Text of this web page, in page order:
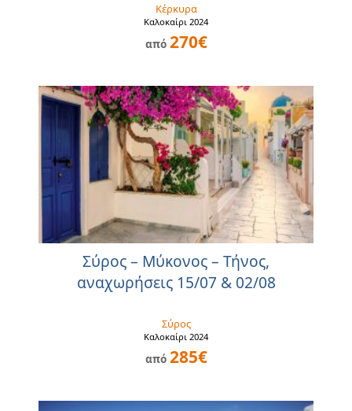
Κέρκυρα
Καλοκαίρι 2024
από 270€
Σύρος – Μύκονος – Τήνος,
αναχωρήσεις 15/07 & 02/08
Σύρος
Καλοκαίρι 2024
από 285€